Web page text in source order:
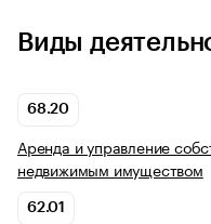
Виды
68.20
Аренда и управление
недвижимым имуществом
62.01